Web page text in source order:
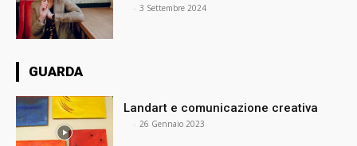
- 3 Settembre 2024
GUARDA
Landart e comunicazione creativa
- 26 Gennaio 2023